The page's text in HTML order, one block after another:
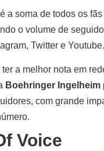
a soma de todos os
o volume de
Twitter e Youtube.
a melhor nota em
Boehringer Ingelheim
com grande
Voice